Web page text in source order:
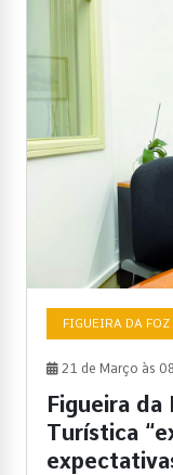
FIGUEIRA DA FOZ
21 de Março às
Figueira da
Turística